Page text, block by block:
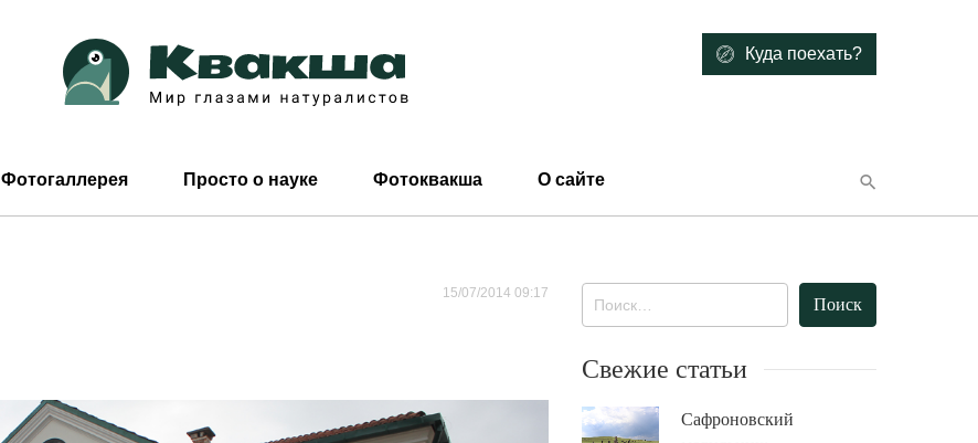
Куда поехать?
Фотогаллерея Просто о науке Фотоквакша О сайте
15/07/2014 09:17
Свежие статьи
Сафроновский